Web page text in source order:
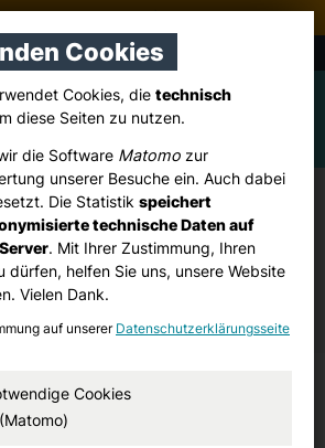
Pulheim
Dansweiler, Freimersdorf
„Zur Sache“informieren
Bürger in Brauweiler, Dansweiler
2024
Cookies
Cookies, die technisch
diese Seiten zu nutzen.
die Software Matomo zur
unserer Besuche ein. Auch dabei
Die Statistik speichert
technische Daten auf
. Mit Ihrer Zustimmung, Ihren
dürfen, helfen Sie uns, unsere Website
Vielen Dank.
auf unserer Datenschutzerklärungsseite
Cookies